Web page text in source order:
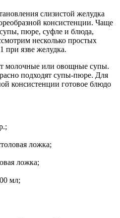
слизистой желудка
консистенции. Чаще
пюре, суфле и блюда,
несколько простых
при язве желудка.
молочные или овощные супы.
подходят супы-пюре. Для
консистенции готовое блюдо
ложка;
ложка;
мл;